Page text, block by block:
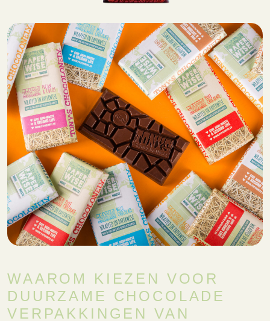
WAAROM KIEZEN VOOR
DUURZAME CHOCOLADE
VERPAKKINGEN VAN